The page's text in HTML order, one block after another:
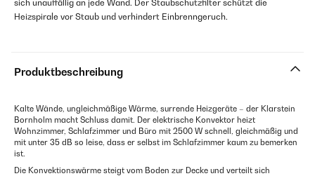
sich unauffällig an jede Wand. Der Staubschutzfilter schützt die
Heizspirale vor Staub und verhindert Einbrenngeruch.
Produktbeschreibung
Kalte Wände, ungleichmäßige Wärme, surrende Heizgeräte – der Klarstein
Bornholm macht Schluss damit. Der elektrische Konvektor heizt
Wohnzimmer, Schlafzimmer und Büro mit 2500 W schnell, gleichmäßig und
mit unter 35 dB so leise, dass er selbst im Schlafzimmer kaum zu bemerken
ist.
Die Konvektionswärme steigt vom Boden zur Decke und verteilt sich